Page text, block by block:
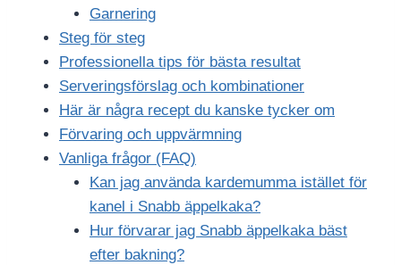
Garnering
Steg för steg
Professionella tips för bästa resultat
Serveringsförslag och kombinationer
Här är några recept du kanske tycker om
Förvaring och uppvärmning
Vanliga frågor (FAQ)
Kan jag använda kardemumma istället för
kanel i Snabb äppelkaka?
Hur förvarar jag Snabb äppelkaka bäst
efter bakning?